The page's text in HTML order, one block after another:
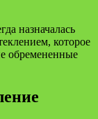
назначалась
которое
обремененные